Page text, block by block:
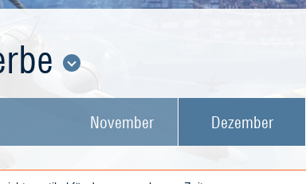
November Dezember